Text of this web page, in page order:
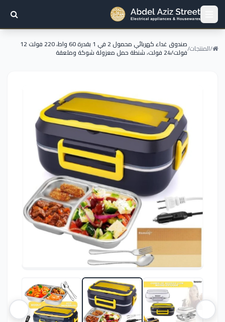
/المنتجات/ صندوق غداء كهربائي محمول 2 في 1 بقدرة 60 واط، 220 فولت 12
فولت/24 فولت، شنطة حمل معزولة شوكة وملعقة